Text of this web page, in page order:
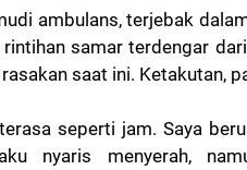
ambulans, terjebak
rintihan samar terdengar
saat ini. Ketakutan,
seperti jam. Saya
nyaris menyerah,